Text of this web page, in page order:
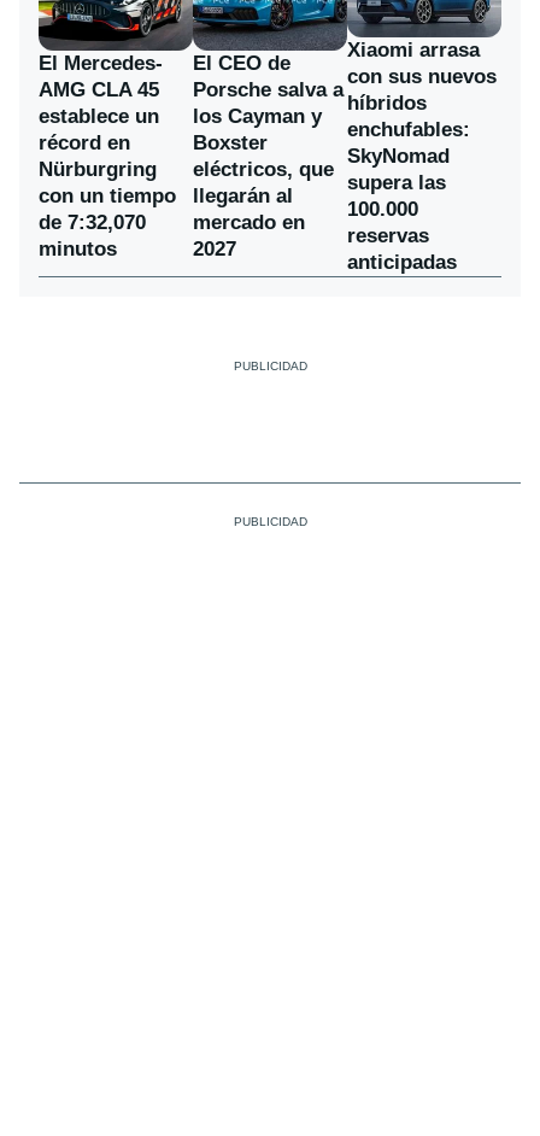
El Mercedes-
AMG CLA 45
establece un
récord en
Nürburgring
con un tiempo
de 7:32,070
minutos
El CEO de
Porsche salva a
los Cayman y
Boxster
eléctricos, que
llegarán al
mercado en
2027
Xiaomi arrasa
con sus nuevos
híbridos
enchufables:
SkyNomad
supera las
100.000
reservas
anticipadas